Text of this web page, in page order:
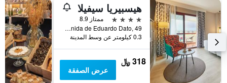
هيسبيريا سيفيلا
4 نجوم
ممتاز 8.9
Avenida de Eduardo Dato, 49, إشبيلية, منطقة أندلوسيا, أسبانيا
0.3 كيلومتر عن وسط المدينة
318 ﷼
عرض الصفقة